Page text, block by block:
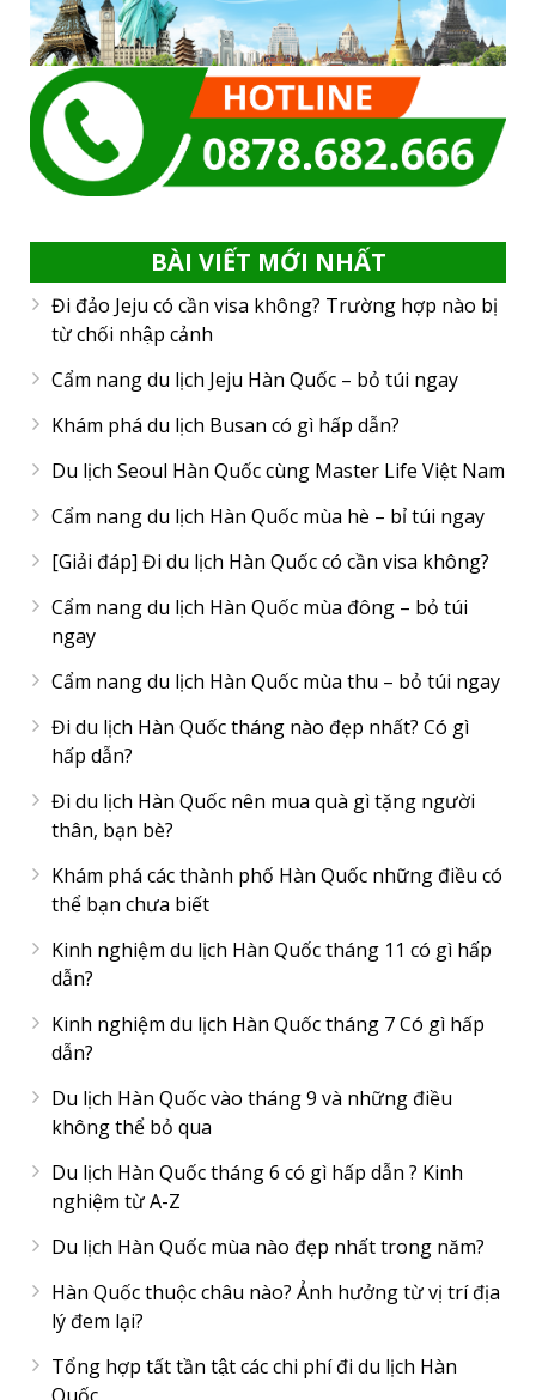
BÀI VIẾT MỚI NHẤT
Đi đảo Jeju có cần visa không? Trường hợp nào bị
từ chối nhập cảnh
Cẩm nang du lịch Jeju Hàn Quốc – bỏ túi ngay
Khám phá du lịch Busan có gì hấp dẫn?
Du lịch Seoul Hàn Quốc cùng Master Life Việt Nam
Cẩm nang du lịch Hàn Quốc mùa hè – bỉ túi ngay
[Giải đáp] Đi du lịch Hàn Quốc có cần visa không?
Cẩm nang du lịch Hàn Quốc mùa đông – bỏ túi
ngay
Cẩm nang du lịch Hàn Quốc mùa thu – bỏ túi ngay
Đi du lịch Hàn Quốc tháng nào đẹp nhất? Có gì
hấp dẫn?
Đi du lịch Hàn Quốc nên mua quà gì tặng người
thân, bạn bè?
Khám phá các thành phố Hàn Quốc những điều có
thể bạn chưa biết
Kinh nghiệm du lịch Hàn Quốc tháng 11 có gì hấp
dẫn?
Kinh nghiệm du lịch Hàn Quốc tháng 7 Có gì hấp
dẫn?
Du lịch Hàn Quốc vào tháng 9 và những điều
không thể bỏ qua
Du lịch Hàn Quốc tháng 6 có gì hấp dẫn ? Kinh
nghiệm từ A-Z
Du lịch Hàn Quốc mùa nào đẹp nhất trong năm?
Hàn Quốc thuộc châu nào? Ảnh hưởng từ vị trí địa
lý đem lại?
Tổng hợp tất tần tật các chi phí đi du lịch Hàn